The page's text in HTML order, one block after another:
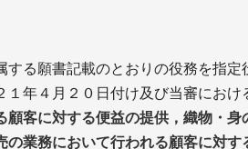
る願書記載のとおりの役務を指
年４月２０日付け及び当審にお
客に対する便益の提供，織物・
業務において行われる顧客に対す